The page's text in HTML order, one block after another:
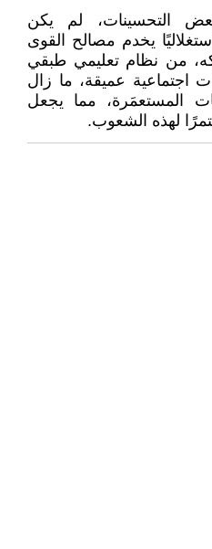
التحسينات، لم يكن
يخدم مصالح القوى
من نظام تعليمي طبقي
اجتماعية عميقة، ما زال
المستعمَرة، مما يجعل
لهذه الشعوب.